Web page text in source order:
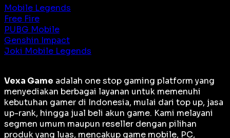
Mobile Legends
Free Fire
PUBG Mobile
Genshin Impact
Joki Mobile Legends
Vexa Game adalah one stop gaming platform yang
menyediakan berbagai layanan untuk memenuhi
kebutuhan gamer di Indonesia, mulai dari top up, jasa
up-rank, hingga jual beli akun game. Kami melayani
segmen umum maupun reseller dengan pilihan
produk yang luas, mencakup game mobile, PC,